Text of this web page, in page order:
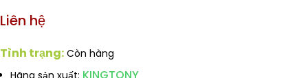
Liên hệ
Tình trạng: Còn hàng
Hãng sản xuất: